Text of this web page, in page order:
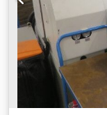
на задвижващ
Диапазон на
движение по ос
+ -52 mm (104
струговане:
струговане:
измерване на
6000 кг